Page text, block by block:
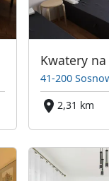
Kwatery
41-200
2,31 km